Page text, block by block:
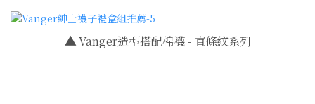
▲Vanger造型搭配棉襪 - 直條紋系列